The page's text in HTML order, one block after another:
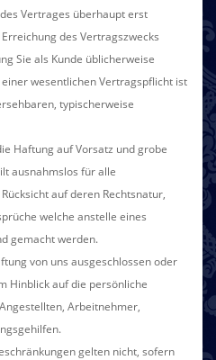
Vertrages überhaupt erst
des Vertragszwecks
Sie als Kunde üblicherweise
wesentlichen Vertragspflicht ist
typischerweise
Haftung auf Vorsatz und grobe
ausnahmslos für alle
auf deren Rechtsnatur,
welche anstelle eines
gemacht werden.
von uns ausgeschlossen oder
Hinblick auf die persönliche
Arbeitnehmer,
gelten nicht, sofern